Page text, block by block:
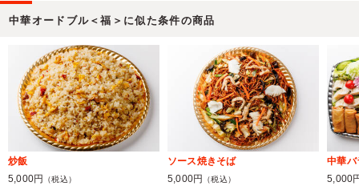
中華オードブル＜福＞に似た条件の商品
炒飯
5,000円
（税込）
ソース焼きそば
5,000円
（税込）
中華バ
5,000